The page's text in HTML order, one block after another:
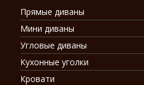
Прямые диваны
Мини диваны
Угловые диваны
Кухонные уголки
Кровати